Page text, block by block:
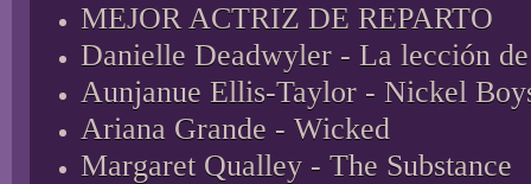
MEJOR ACTRIZ DE REPARTO
Danielle Deadwyler - La lección
Aunjanue Ellis-Taylor - Nickel
Ariana Grande - Wicked
Margaret Qualley - The Substance